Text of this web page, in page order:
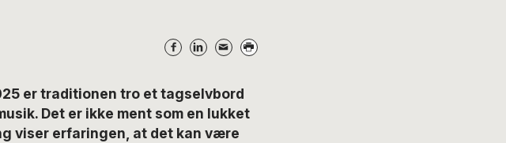
er traditionen tro et tagselvbord
Det er ikke ment som en lukket
viser erfaringen, at det kan være